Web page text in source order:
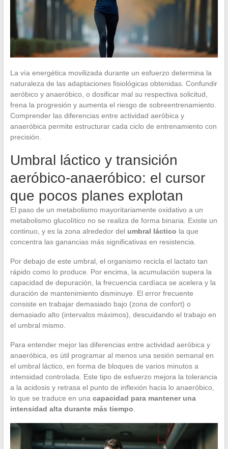
La vía energética movilizada durante un esfuerzo determina la
naturaleza de las adaptaciones fisiológicas obtenidas. Confundir
aeróbico y anaeróbico, o dosificar mal su respectiva solicitud,
frena la progresión y aumenta el riesgo de sobreentrenamiento.
Comprender las diferencias entre actividad aeróbica y
anaeróbica permite estructurar cada ciclo de entrenamiento con
precisión.
Umbral láctico y transición
aeróbico-anaeróbico: el cursor
que pocos planes explotan
El paso de un metabolismo mayoritariamente oxidativo a un
metabolismo glucolítico no se realiza de forma binaria. Existe un
continuo, y es la zona alrededor del umbral láctico la que
concentra las ganancias más significativas en resistencia.
Por debajo de este umbral, el organismo recicla el lactato tan
rápido como lo produce. Por encima, la acumulación supera la
capacidad de depuración, la frecuencia cardíaca se acelera y la
duración de mantenimiento disminuye. El error frecuente
consiste en trabajar demasiado bajo (zona de confort) o
demasiado alto (intervalos máximos), descuidando el trabajo en
el umbral mismo.
Para entender mejor las diferencias entre actividad aeróbica y
anaeróbica, es útil programar al menos una sesión semanal en
el umbral láctico, en forma de bloques de varios minutos a
intensidad controlada. Este tipo de esfuerzo mejora la tolerancia
a la acidosis y retrasa el punto de inflexión hacia lo anaeróbico,
lo que se traduce en una capacidad para mantener una
intensidad alta durante más tiempo